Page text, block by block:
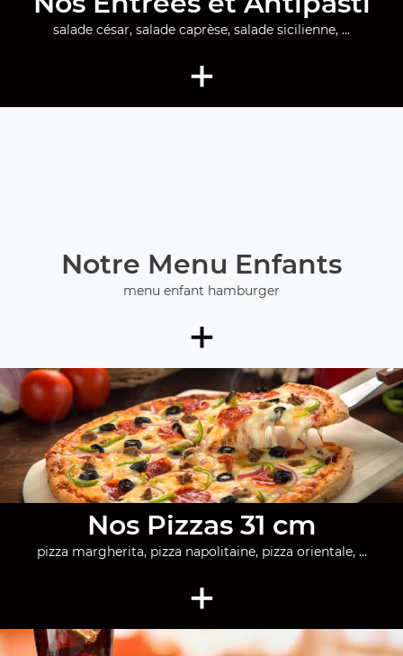
salade césar, salade caprèse, salade sicilienne, ...
+
Notre Menu Enfants
menu enfant hamburger
+
Nos Pizzas 31 cm
pizza margherita, pizza napolitaine, pizza orientale, ...
+